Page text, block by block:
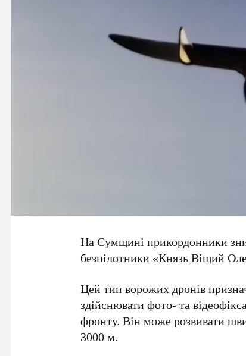
На Сумщині прикордонники
безпілотники «Князь Віщий
Цей тип ворожих дронів
здійснювати фото- та
фронту. Він може розвивати
3000 м.